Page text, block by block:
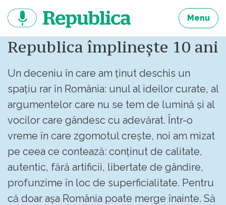
continut
Menu
Republica împlinește 10 ani
Un deceniu în care am ținut deschis un
spațiu rar în România: unul al ideilor curate, al
argumentelor care nu se tem de lumină și al
vocilor care gândesc cu adevărat. Într-o
vreme în care zgomotul crește, noi am mizat
pe ceea ce contează: conținut de calitate,
autentic, fără artificii, libertate de gândire,
profunzime în loc de superficialitate. Pentru
că doar așa România poate merge înainte. Să